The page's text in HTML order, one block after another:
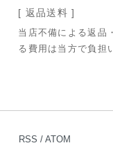
[ 返品送料 ]
当店不備による返品
る費用は当方で負担
RSS / ATOM